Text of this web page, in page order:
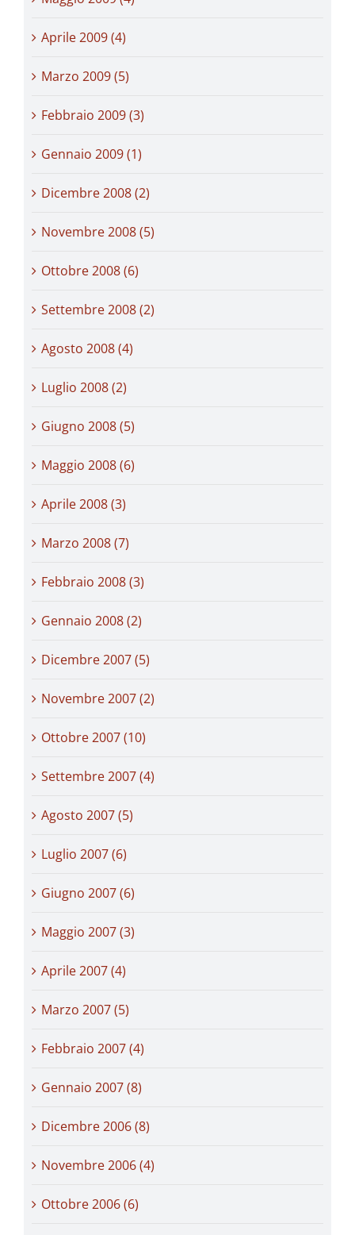
Aprile 2009 (4)
Marzo 2009 (5)
Febbraio 2009 (3)
Gennaio 2009 (1)
Dicembre 2008 (2)
Novembre 2008 (5)
Ottobre 2008 (6)
Settembre 2008 (2)
Agosto 2008 (4)
Luglio 2008 (2)
Giugno 2008 (5)
Maggio 2008 (6)
Aprile 2008 (3)
Marzo 2008 (7)
Febbraio 2008 (3)
Gennaio 2008 (2)
Dicembre 2007 (5)
Novembre 2007 (2)
Ottobre 2007 (10)
Settembre 2007 (4)
Agosto 2007 (5)
Luglio 2007 (6)
Giugno 2007 (6)
Maggio 2007 (3)
Aprile 2007 (4)
Marzo 2007 (5)
Febbraio 2007 (4)
Gennaio 2007 (8)
Dicembre 2006 (8)
Novembre 2006 (4)
Ottobre 2006 (6)